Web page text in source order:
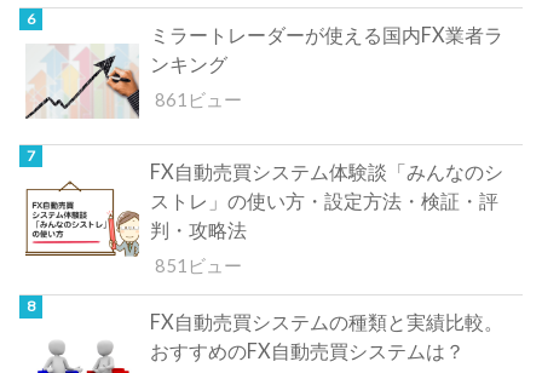
ミラートレーダーが使える国内FX業者ラ
ンキング
861ビュー
FX自動売買システム体験談「みんなのシ
ストレ」の使い方・設定方法・検証・評
判・攻略法
851ビュー
FX自動売買システムの種類と実績比較。
おすすめのFX自動売買システムは？